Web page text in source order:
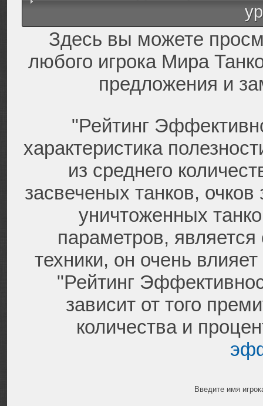
Здесь вы можете
любого игрока Мира
предложения и
"Рейтинг
характеристика
из среднего
засвеченых танков,
уничтоженных
параметров,
техники, он очень
"Рейтинг
зависит от того
количества и
Введите имя